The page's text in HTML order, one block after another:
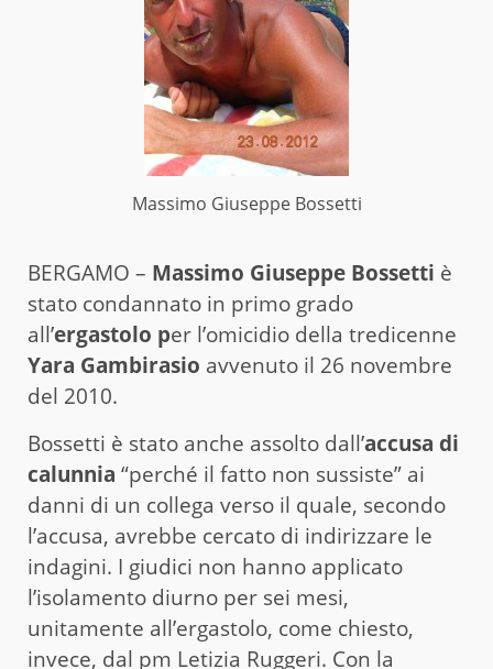
Massimo Giuseppe Bossetti
BERGAMO – Massimo Giuseppe Bossetti è
stato condannato in primo grado
all’ergastolo per l’omicidio della tredicenne
Yara Gambirasio avvenuto il 26 novembre
del 2010.
Bossetti è stato anche assolto dall’accusa di
calunnia “perché il fatto non sussiste” ai
danni di un collega verso il quale, secondo
l’accusa, avrebbe cercato di indirizzare le
indagini. I giudici non hanno applicato
l’isolamento diurno per sei mesi,
unitamente all’ergastolo, come chiesto,
invece, dal pm Letizia Ruggeri. Con la